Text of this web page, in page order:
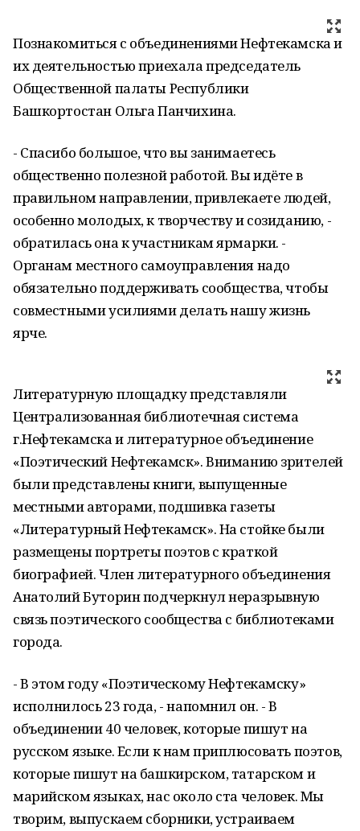
Познакомиться с объединениями Нефтекамска и
их деятельностью приехала председатель
Общественной палаты Республики
Башкортостан Ольга Панчихина.
- Спасибо большое, что вы занимаетесь
общественно полезной работой. Вы идёте в
правильном направлении, привлекаете людей,
особенно молодых, к творчеству и созиданию, -
обратилась она к участникам ярмарки. -
Органам местного самоуправления надо
обязательно поддерживать сообщества, чтобы
совместными усилиями делать нашу жизнь
ярче.
Литературную площадку представляли
Централизованная библиотечная система
г.Нефтекамска и литературное объединение
«Поэтический Нефтекамск». Вниманию зрителей
были представлены книги, выпущенные
местными авторами, подшивка газеты
«Литературный Нефтекамск». На стойке были
размещены портреты поэтов с краткой
биографией. Член литературного объединения
Анатолий Буторин подчеркнул неразрывную
связь поэтического сообщества с библиотеками
города.
- В этом году «Поэтическому Нефтекамску»
исполнилось 23 года, - напомнил он. - В
объединении 40 человек, которые пишут на
русском языке. Если к нам приплюсовать поэтов,
которые пишут на башкирском, татарском и
марийском языках, нас около ста человек. Мы
творим, выпускаем сборники, устраиваем